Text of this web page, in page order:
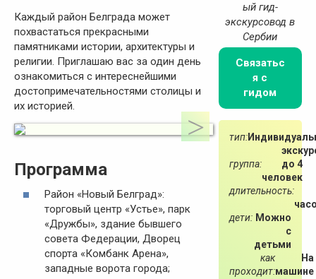
ый гид-
экскурсовод в
Сербии
Связатьс
я с
гидом
тип:
группа:
до 4
человек
длительность:
дети: Можно
с
детьми
как
проходит:
На
машине
Каждый район Белграда может
похвастаться прекрасными
памятниками истории, архитектуры и
религии. Приглашаю вас за один день
ознакомиться с интереснейшими
достопримечательностями столицы и
их историей.
Программа
Район «Новый Белград»:
торговый центр «Устье», парк
«Дружбы», здание бывшего
совета Федерации, Дворец
спорта «Комбанк Арена»,
западные ворота города;